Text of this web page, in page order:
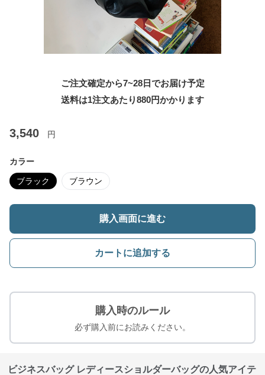
ご注文確定から7~28日でお届け予定
送料は1注文あたり880円かかります
3,540 円
カラー
ブラック ブラウン
購入画面に進む
カートに追加する
購入時のルール
必ず購入前にお読みください。
ビジネスバッグ レディースショルダーバッグの人気アイテ